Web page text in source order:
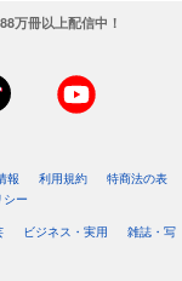
万冊以上配信中！
報 利用規約
特商法の表
ー
ビジネス・実用
雑誌・写